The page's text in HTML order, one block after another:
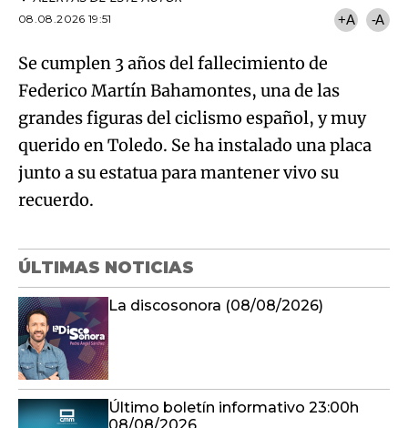
08.08.2026 19:51
+A -A
Se cumplen 3 años del fallecimiento de
Federico Martín Bahamontes, una de las
grandes figuras del ciclismo español, y muy
querido en Toledo. Se ha instalado una placa
junto a su estatua para mantener vivo su
recuerdo.
ÚLTIMAS NOTICIAS
La discosonora (08/08/2026)
Último boletín informativo 23:00h